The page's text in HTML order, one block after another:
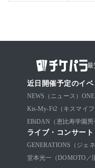
最
近日開催予定のイベ
NEWS（ニュース）
Kis-My-Ft2（キスマイフ
EBiDAN（恵比寿学園男
ライブ・コンサート
GENERATIONS（ジェ
堂本光一（DOMOTO／